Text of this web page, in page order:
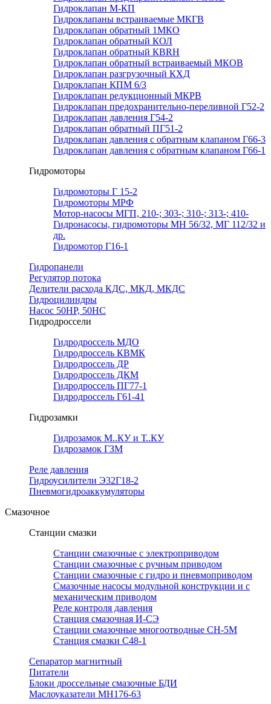
Гидроклапан М-КП
Гидроклапаны встраиваемые МКГВ
Гидроклапан обратный 1МКО
Гидроклапан обратный КОЛ
Гидроклапан обратный КВRН
Гидроклапан обратный встраиваемый МКОВ
Гидроклапан разгрузочный КХД
Гидроклапан КПМ 6/3
Гидроклапан редукционный МКРВ
Гидроклапан предохранительно-переливной Г52-2
Гидроклапан давления Г54-2
Гидроклапан обратный ПГ51-2
Гидроклапан давления с обратным клапаном Г66-3
Гидроклапан давления с обратным клапаном Г66-1
Гидромоторы
Гидромоторы Г 15-2
Гидромоторы МРФ
Мотор-насосы МГП, 210-; 303-; 310-; 313-; 410-
Гидронасосы, гидромоторы МН 56/32, МГ 112/32 и
др.
Гидромотор Г16-1
Гидропанели
Регулятор потока
Делители расхода КДС, МКД, МКДС
Гидроцилиндры
Насос 50НР, 50НС
Гидродроссели
Гидродроссель МДО
Гидродроссель КВМК
Гидродроссель ДР
Гидродроссель ДКМ
Гидродроссель ПГ77-1
Гидродроссель Г61-41
Гидрозамки
Гидрозамок М..КУ и Т..КУ
Гидрозамок ГЗМ
Реле давления
Гидроусилители Э32Г18-2
Пневмогидроаккумуляторы
Смазочное
Станции смазки
Станции смазочные с электроприводом
Станции смазочные с ручным приводом
Станции смазочные с гидро и пневмоприводом
Смазочные насосы модульной конструкции и с
механическим приводом
Реле контроля давления
Станция смазочная И-СЭ
Станции смазочные многоотводные СН-5М
Станция смазки С48-1
Сепаратор магнитный
Питатели
Блоки дроссельные смазочные БДИ
Маслоуказатели МН176-63